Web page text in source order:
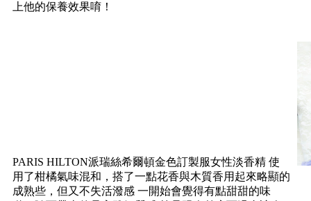
上他的保養效果唷！
PARIS HILTON派瑞絲希爾頓金色訂製服女性淡香精 使
用了柑橘氣味混和，搭了一點花香與木質香用起來略顯的
成熟些，但又不失活潑感 一開始會覺得有點甜甜的味